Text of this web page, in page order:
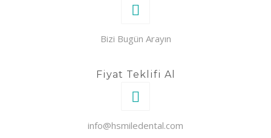
Bizi Bugün Arayın
Fiyat Teklifi Al
info@hsmiledental.com